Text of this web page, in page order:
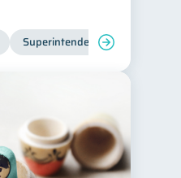
Superintendencia de Bancos